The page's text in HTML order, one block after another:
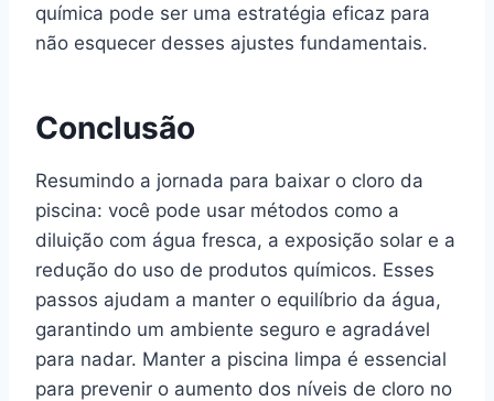
química pode ser uma estratégia eficaz para
não esquecer desses ajustes fundamentais.
Conclusão
Resumindo a jornada para baixar o cloro da
piscina: você pode usar métodos como a
diluição com água fresca, a exposição solar e a
redução do uso de produtos químicos. Esses
passos ajudam a manter o equilíbrio da água,
garantindo um ambiente seguro e agradável
para nadar. Manter a piscina limpa é essencial
para prevenir o aumento dos níveis de cloro no